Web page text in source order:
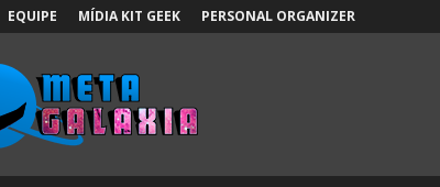
EQUIPE MÍDIA KIT GEEK PERSONAL ORGANIZER